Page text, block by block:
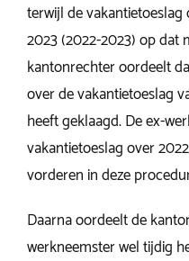
terwijl de vakantietoeslag
2023 (2022-2023) op dat
kantonrechter oordeelt
over de vakantietoeslag
heeft geklaagd. De ex-
vakantietoeslag over
vorderen in deze
Daarna oordeelt de
werkneemster wel tijdig